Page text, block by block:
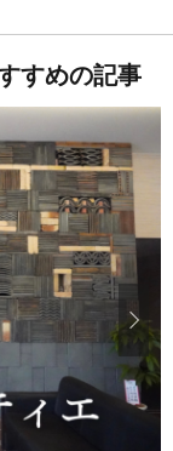
すめの記事